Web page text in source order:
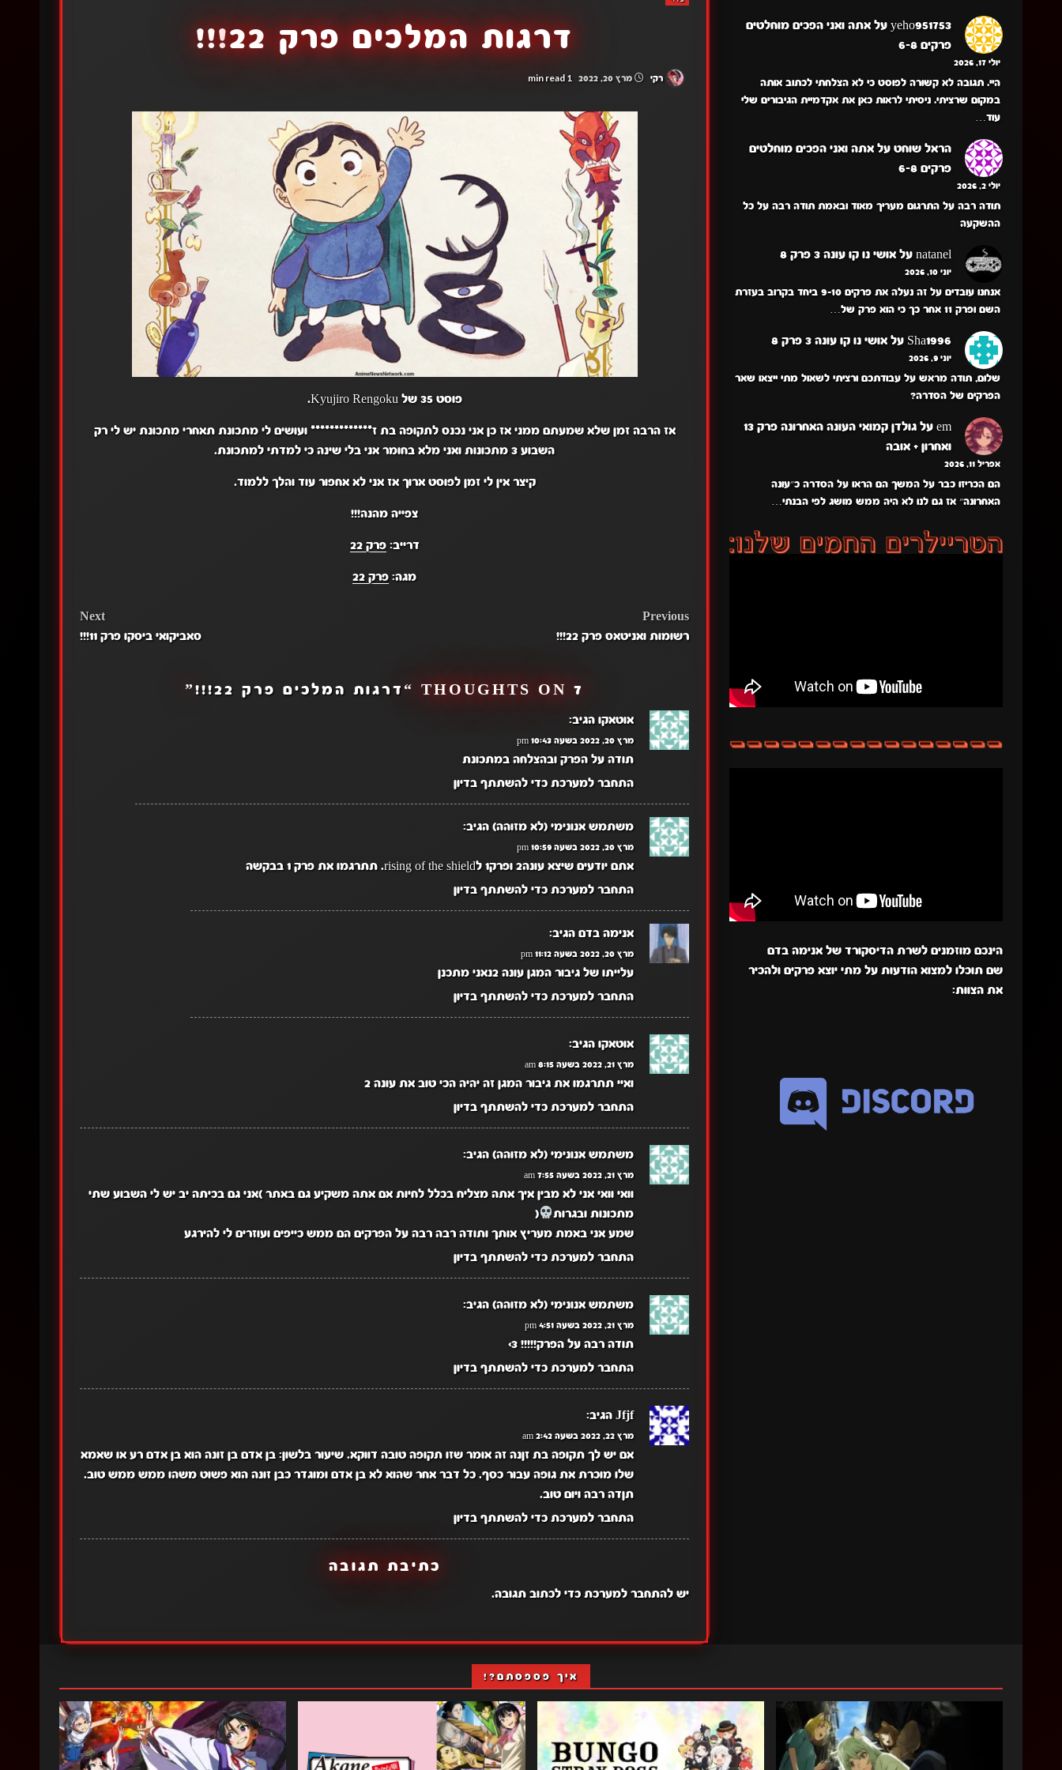
דרגות המלכים פרק 22!!!
רקי מרץ 20, 2022 1 min read
פוסט 35 של Kyujiro Rengoku.
אז הרבה זמן שלא שמעתם ממני אז כן אני נכנס לתקופה בת ז************* ועושים לי מתכונת תאחרי מתכונת יש לי רק
השבוע 3 מתכונות ואני מלא בחומר אני בלי שינה כי למדתי למתכונת.
קיצר אין לי זמן לפוסט ארוך אז אני לא אחפור עוד והלך ללמוד.
צפייה מהנה!!!
דרייב:פרק 22
מגה: פרק 22
POST
Previous
רשומות ואניטאס פרק 22!!!
Next
סאביקואי ביסקו פרק 11!!!
7 THOUGHTS ON “ דרגות המלכים פרק 22!!! ”
אוטאקו הגיב:
מרץ 20, 2022 בשעה 10:43 pm
תודה על הפרק ובהצלחה במתכונת
התחבר למערכת כדי להשתתף בדיון
משתמש אנונימי (לא מזוהה) הגיב:
מרץ 20, 2022 בשעה 10:59 pm
אתם יודעים שיצא עונה2 ופרק1 לrising of the shield. תתרגמו את פרק 1 בבקשה
התחבר למערכת כדי להשתתף בדיון
אנימה בדם הגיב:
מרץ 20, 2022 בשעה 11:12 pm
עלייתו של גיבור המגן עונה 2נאני מתכנן
התחבר למערכת כדי להשתתף בדיון
אוטאקו הגיב:
מרץ 21, 2022 בשעה 8:15 am
ואיי תתרגמו את גיבור המגן זה יהיה הכי טוב את עונה 2
התחבר למערכת כדי להשתתף בדיון
משתמש אנונימי (לא מזוהה) הגיב:
מרץ 21, 2022 בשעה 7:55 am
וואי וואי אני לא מבין איך אתה מצליח בכלל לחיות אם אתה משקיע גם באתר )אני גם בכיתה יב יש לי השבוע שתי
מתכונות ובגרות
(
שמע אני באמת מעריץ אותך ותודה רבה רבה על הפרקים הם ממש כייפים ועוזרים לי להירגע
התחבר למערכת כדי להשתתף בדיון
משתמש אנונימי (לא מזוהה) הגיב:
מרץ 21, 2022 בשעה 4:51 pm
תודה רבה על הפרק!!!!! 3>
התחבר למערכת כדי להשתתף בדיון
Jfjf הגיב:
מרץ 22, 2022 בשעה 2:42 am
אם יש לך תקופה בת זןנה זה אומר שזו תקופה טובה דווקא. שיעור בלשון: בן אדם בן זונה הוא בן אדם רע או שאמא
שלו מוכרת את גופה עבור כסף. כל דבר אחר שהוא לא בן אדם ומוגדר כבן זונה הוא פשוט משהו ממש ממש טוב.
תןדה רבה ויום טוב.
התחבר למערכת כדי להשתתף בדיון
כתיבת תגובה
יש להתחבר למערכתכדי לכתוב תגובה.
yeho951753 עלאתה ואני הפכים מוחלטים
פרקים 6-8
יולי 17, 2026
היי. תגובה לא קשורה לפוסט כי לא הצלחתי לכתוב אותה
במקום שרציתי. ניסיתי לראות כאן את אקדמיית הגיבורים שלי
עוד…
הראל שוחט עלאתה ואני הפכים מוחלטים
פרקים 6-8
יולי 2, 2026
תודה רבה על התרגום מעריך מאוד ובאמת תודה רבה על כל
ההשקעה
natanel עלאושי נו קו עונה 3 פרק 8
יוני 10, 2026
אנחנו עובדים על זה נעלה את פרקים 9-10 ביחד בקרוב בעזרת
השם ופרק 11 אחר כך כי הוא פרק של…
Sha1996 עלאושי נו קו עונה 3 פרק 8
יוני 9, 2026
שלום, תודה מראש על עבודתכם ורציתי לשאול מתי ייצאו שאר
הפרקים של הסדרה?
em על
גולדן קמואי העונה האחרונה פרק 13
ואחרון + אובה
אפריל 11, 2026
הם הכריזו כבר על המשך הם הראו על הסדרה כ״עונה
האחרונה״ אז גם לנו לא היה ממש מושג לפי הבנתי…
הינכם מוזמנים לשרת הדיסקורד של אנימה בדם
שם תוכלו למצוא הודעות על מתי יוצא פרקים ולהכיר
את הצוות:
איך פספסתם?!